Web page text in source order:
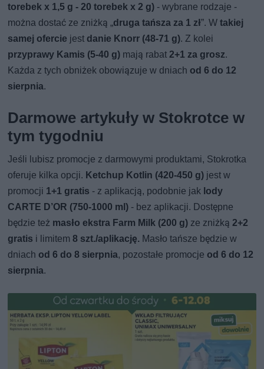
torebek x 1,5 g - 20 torebek x 2 g) - wybrane rodzaje -
można dostać ze zniżką „druga tańsza za 1 zł”. Wtakiej
samej ofercie jest danie Knorr (48-71 g). Z kolei
przyprawy Kamis (5-40 g) mają rabat2+1 za grosz.
Każda z tych obniżek obowiązuje w dniach od 6 do 12
sierpnia.
Darmowe artykuły w Stokrotce w
tym tygodniu
Jeśli lubisz promocje z darmowymi produktami, Stokrotka
oferuje kilka opcji. Ketchup Kotlin (420-450 g) jest w
promocji 1+1 gratis - z aplikacją, podobnie jak lody
CARTE D’OR (750-1000 ml) - bez aplikacji. Dostępne
będzie też masło ekstra Farm Milk (200 g) ze zniżką2+2
gratis i limitem8 szt./aplikację. Masło tańsze będzie w
dniach od 6 do 8 sierpnia, pozostałe promocje od 6 do 12
sierpnia.